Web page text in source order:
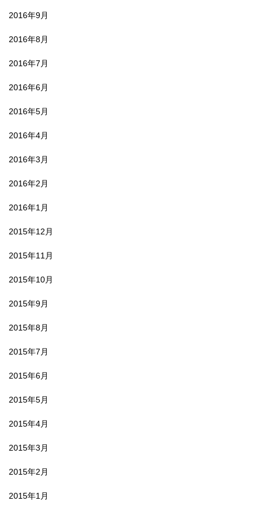
2016年9月
2016年8月
2016年7月
2016年6月
2016年5月
2016年4月
2016年3月
2016年2月
2016年1月
2015年12月
2015年11月
2015年10月
2015年9月
2015年8月
2015年7月
2015年6月
2015年5月
2015年4月
2015年3月
2015年2月
2015年1月